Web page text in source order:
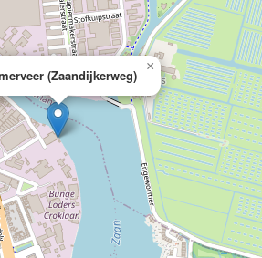
(Zaandijkerweg)
×